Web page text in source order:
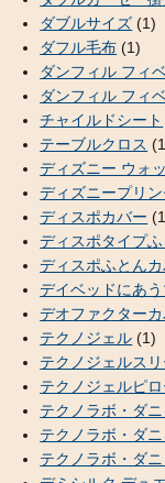
ダブルサイズ (1)
ダフル毛布 (1)
ダンフィル フィ
ダンフィル フィ
チャイルドシート
テーブルクロス
ディズニー ウォ
ディズニープリ
ディスポカバー
ディスポタイプ
ディスポふとん
デイベッドにあ
デオファクター
テクノジェル (1)
テクノジェルス
テクノジェルピロ
テクノラボ・ダ
テクノラボ・ダ
テクノラボ・ダ